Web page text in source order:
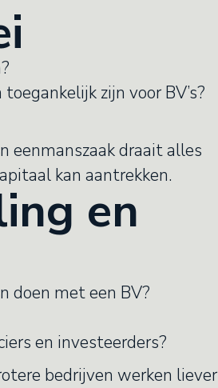
zijn voor BV’s?
eenmanszaak draait alles
kan aantrekken.
en
doen met een BV?
en investeerders?
bedrijven werken liever